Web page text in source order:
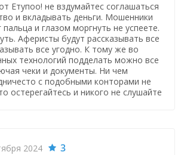
Етупоо! не вздумайтес соглашаться
и вкладывать деньги. Мошенники
пальца и глазом моргнуть не успеете.
Аферисты будут рассказывать все
все угодно. К тому же во
технологий подделать можно все
чеки и документы. Ни чем
с подобными конторами не
остерегайтесь и никого не слушайте
2024 3